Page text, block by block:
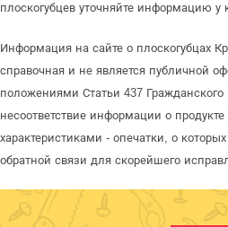
плоскогубцев уточняйте информацию у
Информация на сайте о плоскогубцах
справочная и не является публичной
положениями Статьи 437
несоответствие информации о
характеристиками - опечатки, о
обратной связи для скорейшего